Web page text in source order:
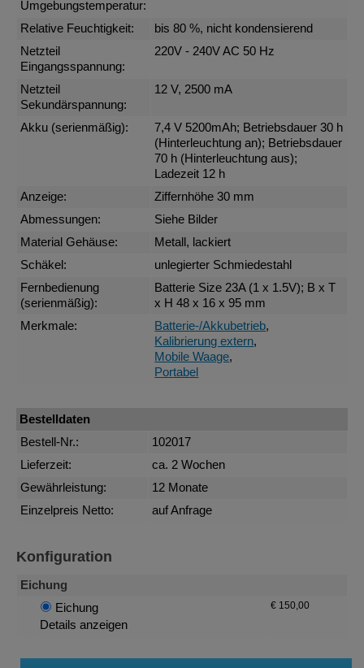
Umgebungstemperatur:
Relative Feuchtigkeit:
bis 80 %, nicht kondensierend
Netzteil
Eingangsspannung:
220V - 240V AC 50 Hz
Netzteil
Sekundärspannung:
12 V, 2500 mA
Akku (serienmäßig):
7,4 V 5200mAh; Betriebsdauer 30 h
(Hinterleuchtung an); Betriebsdauer
70 h (Hinterleuchtung aus);
Ladezeit 12 h
Anzeige:
Ziffernhöhe 30 mm
Abmessungen:
Siehe Bilder
Material Gehäuse:
Metall, lackiert
Schäkel:
unlegierter Schmiedestahl
Fernbedienung
(serienmäßig):
Batterie Size 23A (1 x 1.5V); B x T
x H 48 x 16 x 95 mm
Merkmale:
Batterie-/Akkubetrieb,
Kalibrierung extern,
Mobile Waage,
Portabel
Bestelldaten
Bestell-Nr.:
102017
Lieferzeit:
ca. 2 Wochen
Gewährleistung:
12 Monate
Einzelpreis Netto:
auf Anfrage
Konfiguration
Eichung
Eichung
Details anzeigen
€ 150,00